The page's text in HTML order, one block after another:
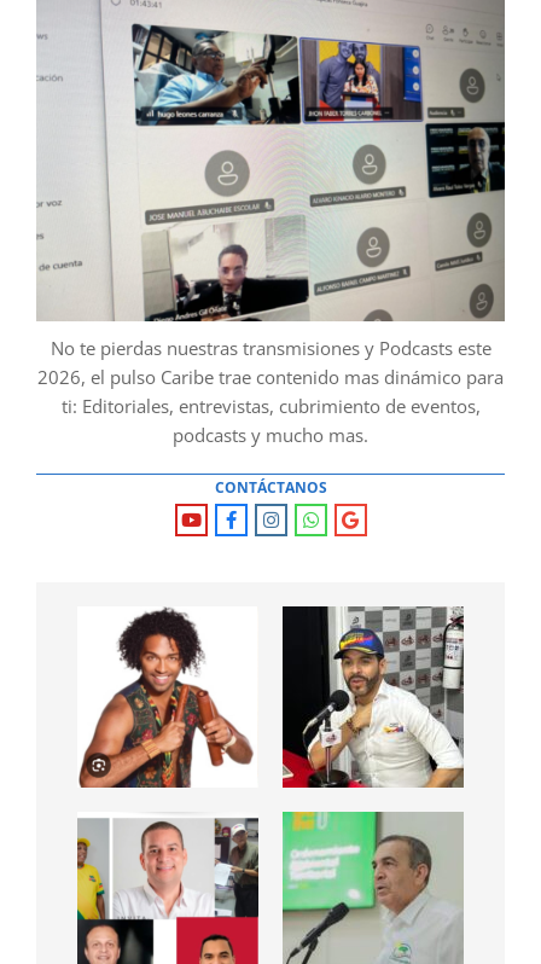
No te pierdas nuestras transmisiones y Podcasts este
2026, el pulso Caribe trae contenido mas dinámico para
ti: Editoriales, entrevistas, cubrimiento de eventos,
podcasts y mucho mas.
CONTÁCTANOS